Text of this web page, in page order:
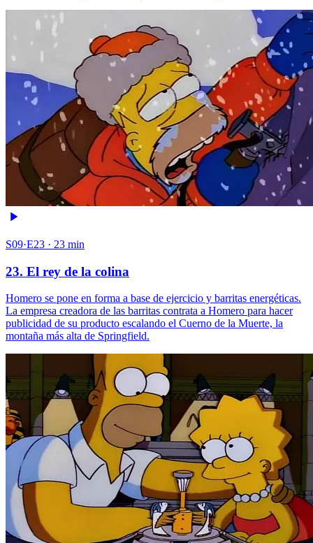
S09·E23 · 23 min
23. El rey de la colina
Homero se pone en forma a base de ejercicio y barritas energéticas.
La empresa creadora de las barritas contrata a Homero para hacer
publicidad de su producto escalando el Cuerno de la Muerte, la
montaña más alta de Springfield.